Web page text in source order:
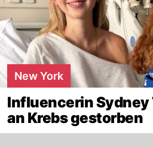
New York
Influencerin Sydney
an Krebs gestorben